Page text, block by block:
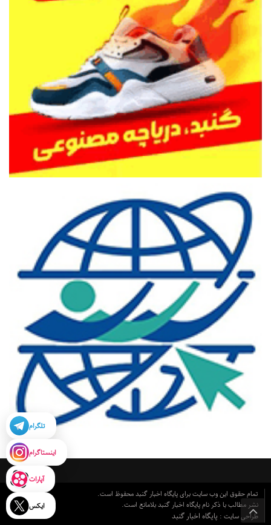
تمام حقوق این وب سایت برای پایگاه اخبار گنبد محفوظ است.
نشر مطالب با ذکر نام پایگاه اخبار گنبد بلامانع است.
طراحی سایت : پایگاه اخبار گنبد
تلگرام
اینستاگرام
آپارات
ایکس